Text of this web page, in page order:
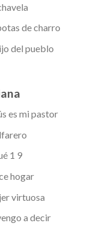
de charro
del pueblo
es mi pastor
1 9
hogar
virtuosa
a decir